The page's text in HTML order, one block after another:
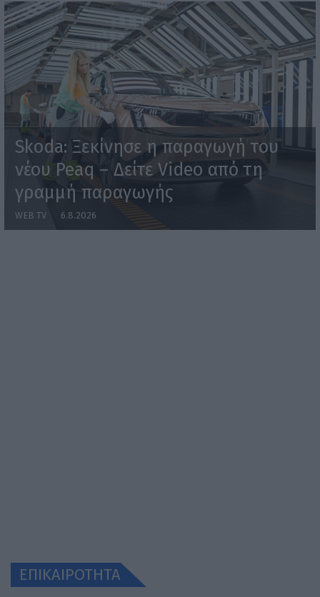
Skoda: Ξεκίνησε η παραγωγή του
νέου Peaq – Δείτε Video από τη
γραμμή παραγωγής
WEB TV 6.8.2026
ΕΠΙΚΑΙΡΟΤΗΤΑ